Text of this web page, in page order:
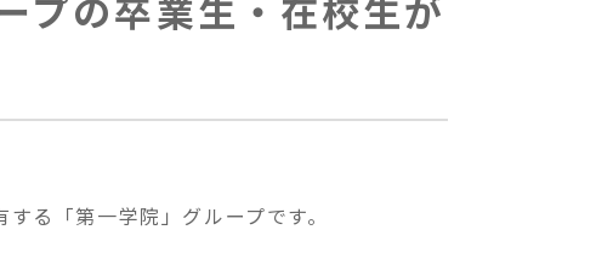
る「第一学院」グループです。